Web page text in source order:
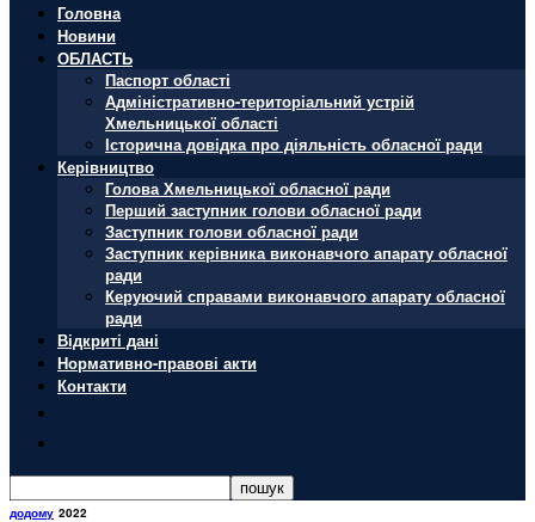
Головна
Новини
ОБЛАСТЬ
Паспорт області
Адміністративно-територіальний устрій
Хмельницької області
Історична довідка про діяльність обласної ради
Керівництво
Голова Хмельницької обласної ради
Перший заступник голови обласної ради
Заступник голови обласної ради
Заступник керівника виконавчого апарату обласної
ради
Керуючий справами виконавчого апарату обласної
ради
Відкриті дані
Нормативно-правові акти
Контакти
додому 2022